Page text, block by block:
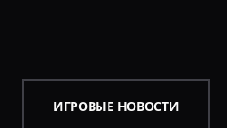
ИГРОВЫЕ НОВОСТИ